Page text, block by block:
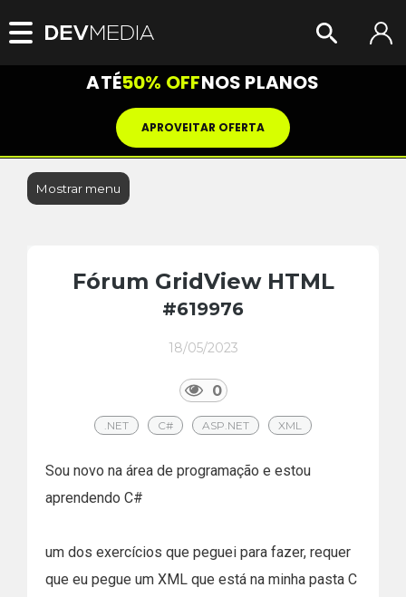
ATÉ50% OFFNOS PLANOS
APROVEITAR OFERTA
Mostrar menu
Fórum GridView HTML
#619976
18/05/2023
0
.NET C# ASP.NET XML
Sou novo na área de programação e estou
aprendendo C#
um dos exercícios que peguei para fazer, requer
que eu pegue um XML que está na minha pasta C